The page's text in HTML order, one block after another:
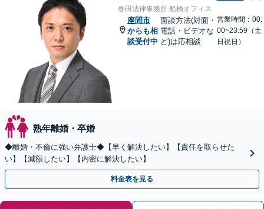
春田法律事務所 船橋オフィス
座間市
からも相
談受付中
面談方法(対面・
電話・ビデオな
ど)は応相談
営業時間：00:
00~23:59（土
日祝日）
熟年離婚・卒婚
◆離婚・不倫に強い弁護士◆【早く解決したい】【責任を取らせた
い】【減額したい】【内密に解決したい】
料金表を見る